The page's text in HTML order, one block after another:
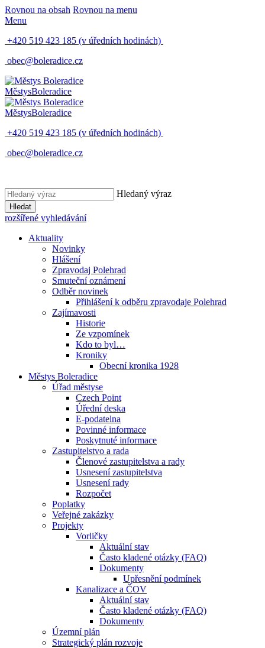
Rovnou na obsah Rovnou na menu
Menu
+420 519 423 185 (v úředních hodinách)
obec@boleradice.cz
MěstysBoleradice
MěstysBoleradice
+420 519 423 185 (v úředních hodinách)
obec@boleradice.cz
Hledaný výraz
Hledat
rozšířené vyhledávání
Aktuality
Novinky
Hlášení
Zpravodaj Polehrad
Smuteční oznámení
Odběr novinek
Přihlášení k odběru zpravodaje Polehrad
Zajímavosti
Historie
Ze vzpomínek
Kdo to byl…
Kroniky
Obecní kronika 1928
Městys Boleradice
Úřad městyse
Czech Point
Úřední deska
E-podatelna
Povinné informace
Poskytnuté informace
Zastupitelstvo a rada
Členové zastupitelstva a rady
Usnesení zastupitelstva
Usnesení rady
Rozpočet
Poplatky
Veřejné zakázky
Projekty
Vorličky
Aktuální stav
Často kladené otázky (FAQ)
Dokumenty
Upřesnění podmínek
Kanalizace a ČOV
Aktuální stav
Často kladené otázky (FAQ)
Dokumenty
Územní plán
Strategický plán rozvoje